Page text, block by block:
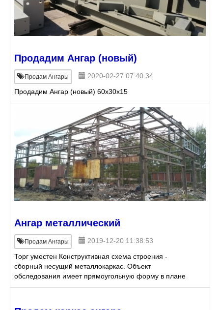
Продадим Ангар (новый)
Продам Ангары
2020-02-27 07:40:34
Продадим Ангар (новый) 60х30х15
Ангар металлический
Продам Ангары
2019-12-20 11:38:53
Торг уместен Конструктивная схема строения -
сборный несущий металлокаркас. Объект
обследования имеет прямоугольную форму в плане
с габаритными размерами около 21, 7*14, 7*6, 5